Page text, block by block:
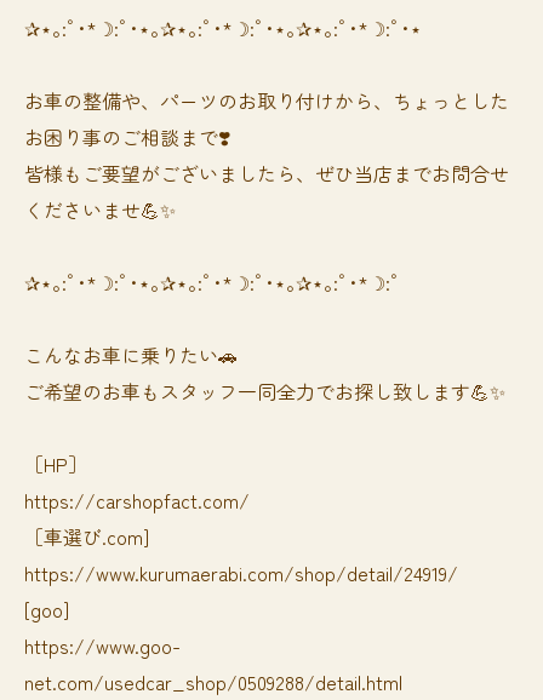
✰⋆｡:ﾟ･*☽:ﾟ･⋆｡✰⋆｡:ﾟ･*☽:ﾟ･⋆｡✰⋆｡:ﾟ･*☽:ﾟ･⋆
お車の整備や、パーツのお取り付けから、ちょっとした
お困り事のご相談まで❣️
皆様もご要望がございましたら、ぜひ当店までお問合せ
くださいませ💪✨
✰⋆｡:ﾟ･*☽:ﾟ･⋆｡✰⋆｡:ﾟ･*☽:ﾟ･⋆｡✰⋆｡:ﾟ･*☽:ﾟ
⁡⁡⁡こんなお車に乗りたい🚗
ご希望のお車もスタッフ一同全力でお探し致します💪✨
［HP］
https://carshopfact.com/
［車選び.com]
https://www.kurumaerabi.com/shop/detail/24919/
[goo]
https://www.goo-
net.com/usedcar_shop/0509288/detail.html